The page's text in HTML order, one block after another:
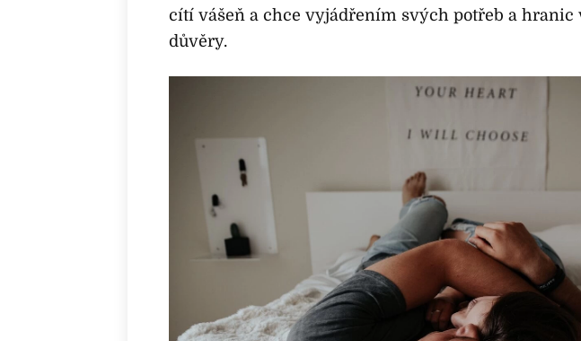
cítí vášeň a chce vyjádřením svých potřeb a hranic
důvěry.